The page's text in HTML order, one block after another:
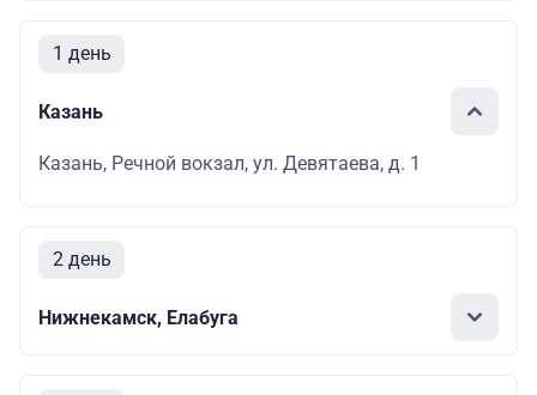
1 день
Казань
Казань, Речной вокзал, ул. Девятаева, д. 1
2 день
Нижнекамск, Елабуга